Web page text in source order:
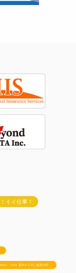
イイ仕事！
の「GA4: 基本から学ぶ最新分析」